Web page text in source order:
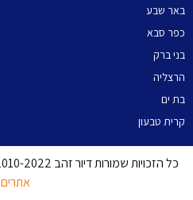
באר שבע
כפר סבא
בני ברק
הרצליה
בת ים
קרית טבעון
כל הזכויות שמורות דיור זהב 2010-2022 |
אתרים